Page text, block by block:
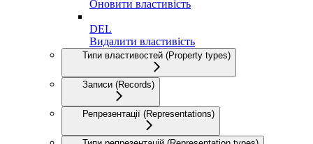
Оновити властивість
DEL
Видалити властивість
Типи властивостей (Property types)
Записи (Records)
Репрезентації (Representations)